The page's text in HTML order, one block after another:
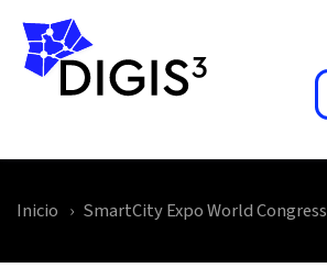
Skip to main content
Inicio SmartCity Expo World Congress